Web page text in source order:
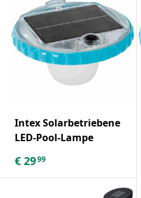
Intex Solarbetriebene
LED-Pool-Lampe
€ 2999